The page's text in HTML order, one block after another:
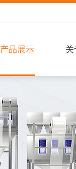
产品展示 关